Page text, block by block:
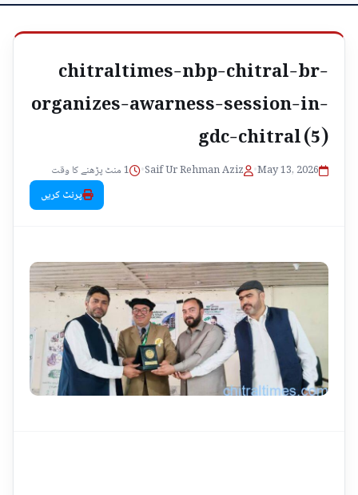
chitraltimes-nbp-chitral-br-
organizes-awarness-session-in-
gdc-chitral (5)
May 13, 2026
•
Saif Ur Rehman Aziz
•
1 منٹ پڑھنے کا وقت
پرنٹ کریں